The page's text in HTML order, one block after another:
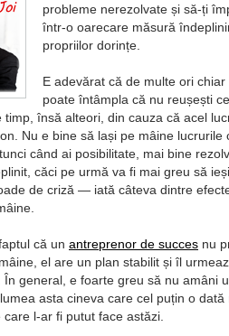
probleme nerezolvate și să-ți
într-o oarecare măsură
propriilor dorințe.
E adevărat că de multe ori chiar
poate întâmpla că nu reușești
însă alteori, din cauza că acel
Nu e bine să lași pe mâine lucrurile
când ai posibilitate, mai bine
căci pe urmă va fi mai greu să
de criză — iată câteva dintre
că un antreprenor de succes nu
el are un plan stabilit și îl
general, e foarte greu să nu amâni
asta cineva care cel puțin o dată
l-ar fi putut face astăzi.